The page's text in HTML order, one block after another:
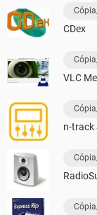
CDex
VLC
n-track